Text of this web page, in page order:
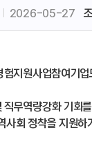
2026-05-27
무역량강화 기회
사회 정착을 지원하